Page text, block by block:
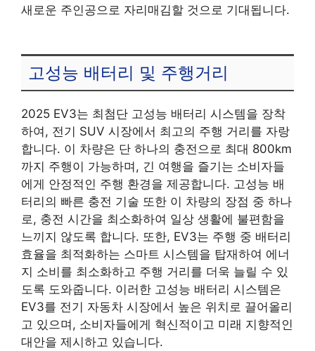
새로운 주인공으로 자리매김할 것으로 기대됩니다.
고성능 배터리 및 주행거리
2025 EV3는 최첨단 고성능 배터리 시스템을 장착
하여, 전기 SUV 시장에서 최고의 주행 거리를 자랑
합니다. 이 차량은 단 하나의 충전으로 최대 800km
까지 주행이 가능하며, 긴 여행을 즐기는 소비자들
에게 안정적인 주행 환경을 제공합니다. 고성능 배
터리의 빠른 충전 기술 또한 이 차량의 장점 중 하나
로, 충전 시간을 최소화하여 일상 생활에 불편함을
느끼지 않도록 합니다. 또한, EV3는 주행 중 배터리
효율을 최적화하는 스마트 시스템을 탑재하여 에너
지 소비를 최소화하고 주행 거리를 더욱 늘릴 수 있
도록 도와줍니다. 이러한 고성능 배터리 시스템은
EV3를 전기 자동차 시장에서 높은 위치로 끌어올리
고 있으며, 소비자들에게 혁신적이고 미래 지향적인
대안을 제시하고 있습니다.